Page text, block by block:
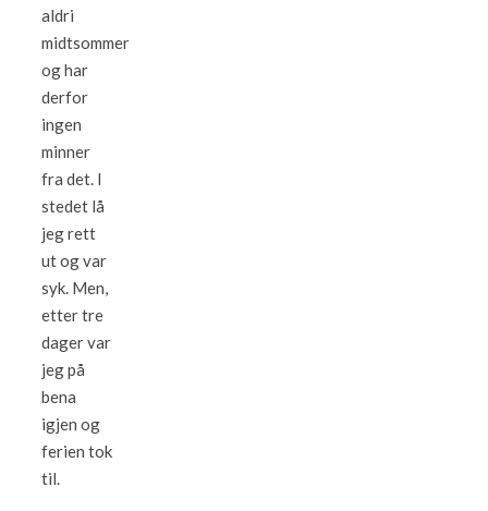
aldri
midtsommer
og har
derfor
ingen
minner
fra det. I
stedet lå
jeg rett
ut og var
syk. Men,
etter tre
dager var
jeg på
bena
igjen og
ferien tok
til.